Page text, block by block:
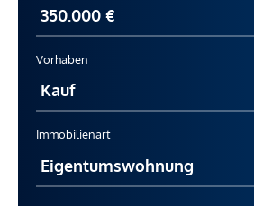
Vorhaben
Immobilienart